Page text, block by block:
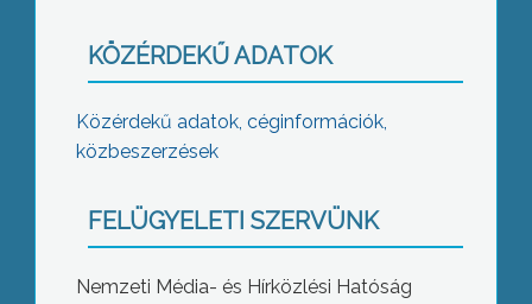
KÖZÉRDEKŰ ADATOK
Közérdekű adatok, céginformációk,
közbeszerzések
FELÜGYELETI SZERVÜNK
Nemzeti Média- és Hírközlési Hatóság